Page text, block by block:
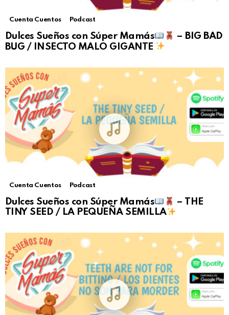
Cuenta Cuentos Podcast
Dulces Sueños con Súper Mamás
– BIG BAD
BUG / INSECTO MALO GIGANTE
Cuenta Cuentos Podcast
Dulces Sueños con Súper Mamás
– THE
TINY SEED / LA PEQUEÑA SEMILLA